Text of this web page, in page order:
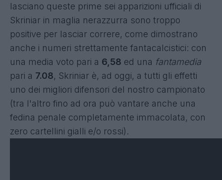
lasciano queste prime sei apparizioni ufficiali di
Skriniar in maglia nerazzurra sono troppo
positive per lasciar correre, come dimostrano
anche i numeri strettamente fantacalcistici: con
una media voto pari a 6,58 ed una fantamedia
pari a 7.08, Skriniar è, ad oggi, a tutti gli effetti
uno dei migliori difensori del nostro campionato
(tra l'altro fino ad ora può vantare anche una
fedina penale completamente immacolata, con
zero cartellini gialli e/o rossi).